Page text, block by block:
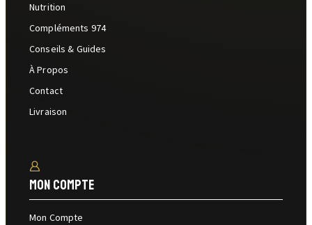
Nutrition
Compléments 974
Conseils & Guides
À Propos
Contact
Livraison
Mon Compte
Mon Compte